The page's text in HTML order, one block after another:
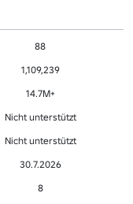
88
1,109,239
14.7M+
Nicht unterstützt
Nicht unterstützt
30.7.2026
8